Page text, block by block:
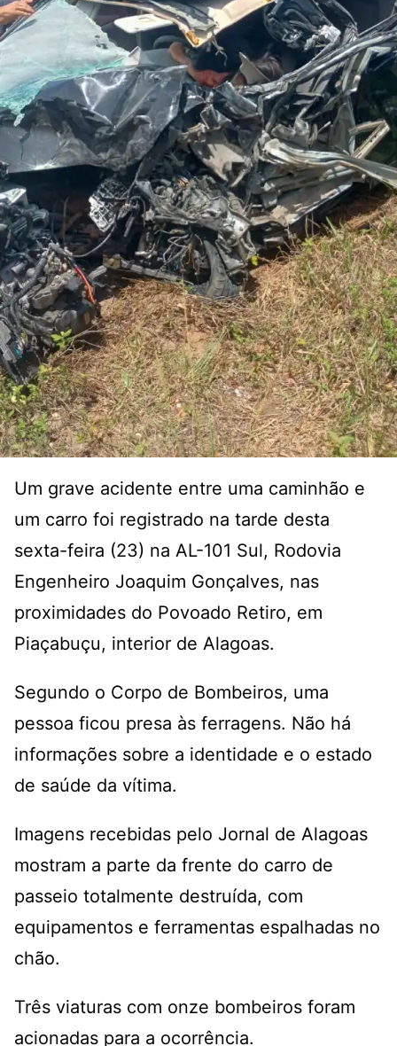
Um grave acidente entre uma caminhão e
um carro foi registrado na tarde desta
sexta-feira (23) na AL-101 Sul, Rodovia
Engenheiro Joaquim Gonçalves, nas
proximidades do Povoado Retiro, em
Piaçabuçu, interior de Alagoas.
Segundo o Corpo de Bombeiros, uma
pessoa ficou presa às ferragens. Não há
informações sobre a identidade e o estado
de saúde da vítima.
Imagens recebidas pelo Jornal de Alagoas
mostram a parte da frente do carro de
passeio totalmente destruída, com
equipamentos e ferramentas espalhadas no
chão.
Três viaturas com onze bombeiros foram
acionadas para a ocorrência.